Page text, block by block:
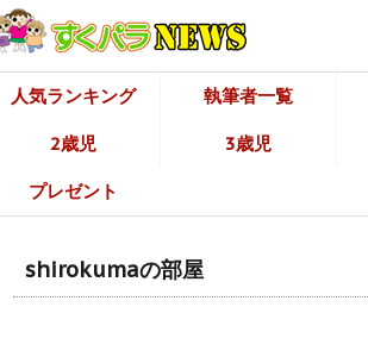
人気ランキング 執筆者一覧
2歳児 3歳児
プレゼント
shirokumaの部屋